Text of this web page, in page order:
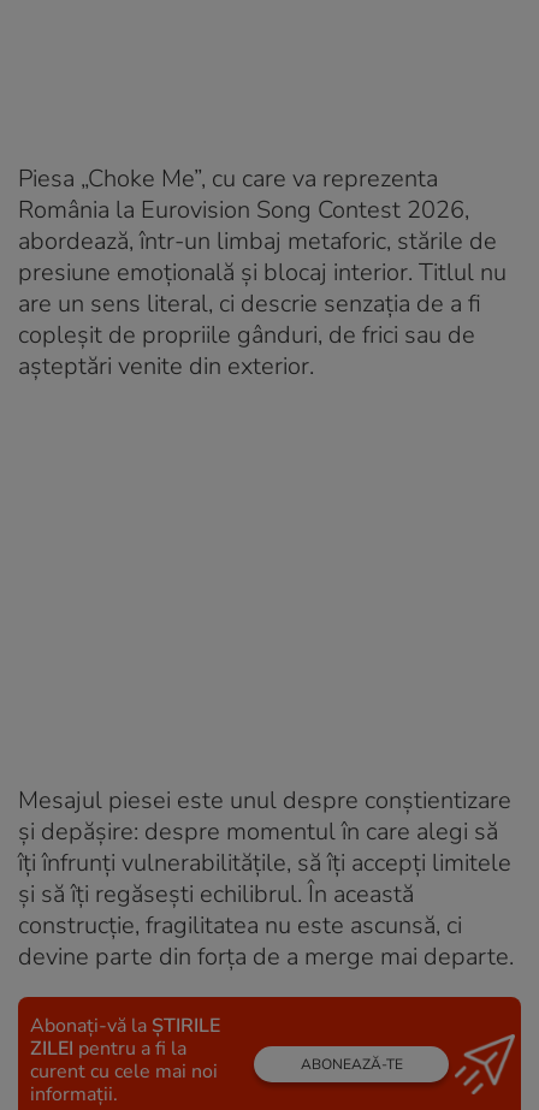
Piesa „Choke Me”, cu care va reprezenta
România la Eurovision Song Contest 2026,
abordează, într-un limbaj metaforic, stările de
presiune emoțională și blocaj interior. Titlul nu
are un sens literal, ci descrie senzația de a fi
copleșit de propriile gânduri, de frici sau de
așteptări venite din exterior.
Mesajul piesei este unul despre conștientizare
și depășire: despre momentul în care alegi să
îți înfrunți vulnerabilitățile, să îți accepți limitele
și să îți regăsești echilibrul. În această
construcție, fragilitatea nu este ascunsă, ci
devine parte din forța de a merge mai departe.
Abonați-vă la ȘTIRILE
ZILEI pentru a fi la
curent cu cele mai noi
informații.
ABONEAZĂ-TE